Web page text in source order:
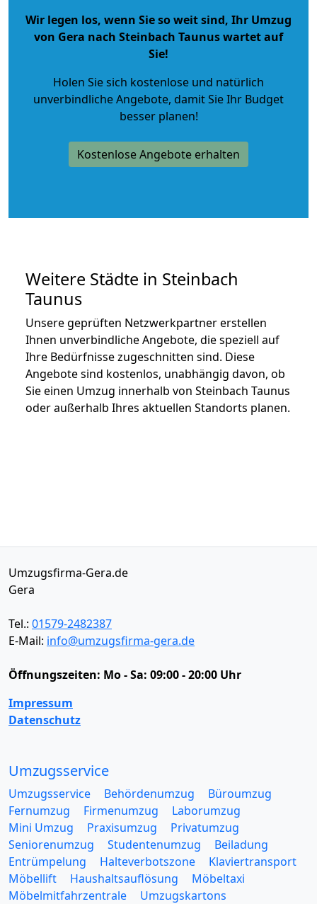
Wir legen los, wenn Sie so weit sind, Ihr Umzug
von Gera nach Steinbach Taunus wartet auf
Sie!
Holen Sie sich kostenlose und natürlich
unverbindliche Angebote, damit Sie Ihr Budget
besser planen!
Kostenlose Angebote erhalten
Weitere Städte in Steinbach
Taunus
Unsere geprüften Netzwerkpartner erstellen
Ihnen unverbindliche Angebote, die speziell auf
Ihre Bedürfnisse zugeschnitten sind. Diese
Angebote sind kostenlos, unabhängig davon, ob
Sie einen Umzug innerhalb von Steinbach Taunus
oder außerhalb Ihres aktuellen Standorts planen.
Umzugsfirma-Gera.de
Gera
Tel.: 01579-2482387
E-Mail: info@umzugsfirma-gera.de
Öffnungszeiten: Mo - Sa: 09:00 - 20:00 Uhr
Impressum
Datenschutz
Umzugsservice
Umzugsservice Behördenumzug
Büroumzug
Fernumzug
Firmenumzug
Laborumzug
Mini Umzug
Praxisumzug
Privatumzug
Seniorenumzug
Studentenumzug
Beiladung
Entrümpelung
Halteverbotszone
Klaviertransport
Möbellift
Haushaltsauflösung
Möbeltaxi
Möbelmitfahrzentrale
Umzugskartons